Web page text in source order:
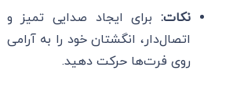
نکات: برای ایجاد صدایی تمیز و
اتصال‌دار، انگشتان خود را به آرامی
روی فرت‌ها حرکت دهید.